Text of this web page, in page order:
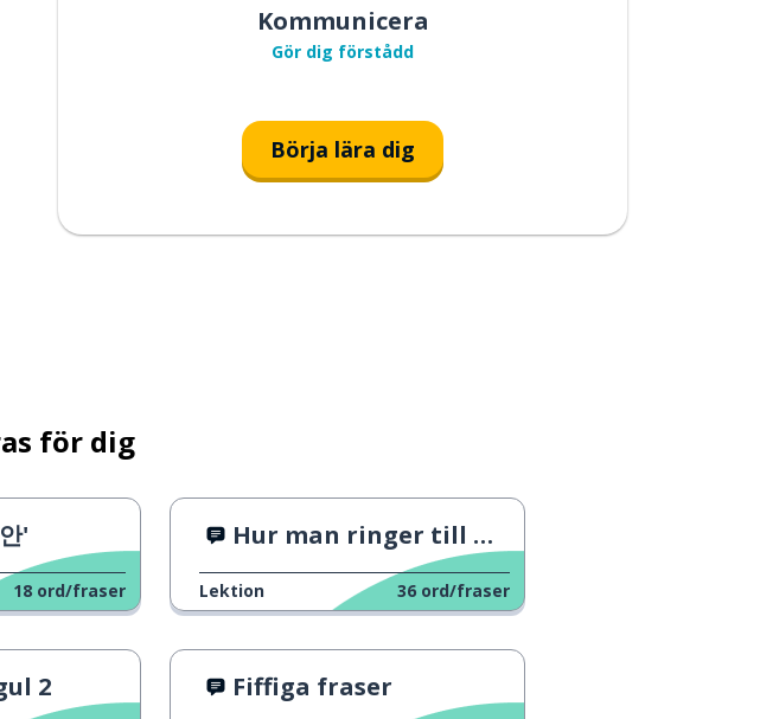
Kommunicera
Gör dig förstådd
Börja lära dig
för dig
'
18 ord/fraser
Hur man ringer till min familj
Lektion 36 ord/fraser
2 Fiffiga fraser